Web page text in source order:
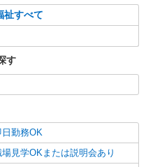
祉すべて
す
日勤務OK
場見学OKまたは説明会あり